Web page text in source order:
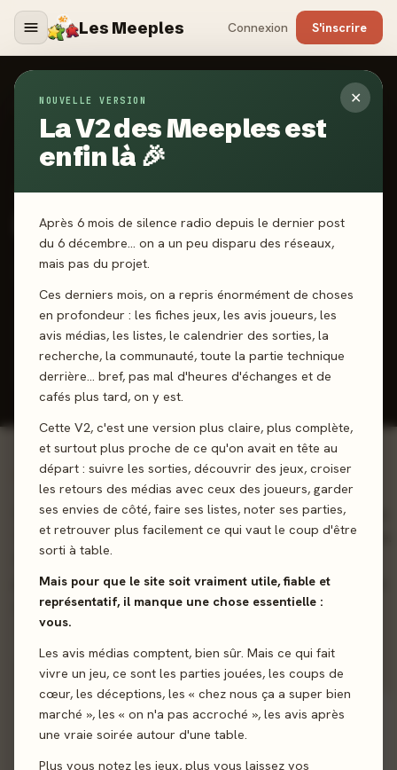
Les Meeples Connexion S'inscrire
✕
NOUVELLE VERSION
La V2 des Meeples est
enfin là 🎉
Après 6 mois de silence radio depuis le dernier post
du 6 décembre… on a un peu disparu des réseaux,
mais pas du projet.
Ces derniers mois, on a repris énormément de choses
en profondeur : les fiches jeux, les avis joueurs, les
avis médias, les listes, le calendrier des sorties, la
recherche, la communauté, toute la partie technique
derrière… bref, pas mal d'heures d'échanges et de
cafés plus tard, on y est.
Cette V2, c'est une version plus claire, plus complète,
et surtout plus proche de ce qu'on avait en tête au
départ : suivre les sorties, découvrir des jeux, croiser
les retours des médias avec ceux des joueurs, garder
ses envies de côté, faire ses listes, noter ses parties,
et retrouver plus facilement ce qui vaut le coup d'être
sorti à table.
Mais pour que le site soit vraiment utile, fiable et
représentatif, il manque une chose essentielle :
vous.
Les avis médias comptent, bien sûr. Mais ce qui fait
vivre un jeu, ce sont les parties jouées, les coups de
cœur, les déceptions, les « chez nous ça a super bien
marché », les « on n'a pas accroché », les avis après
une vraie soirée autour d'une table.
Plus vous notez les jeux, plus vous laissez vos
Jeux/Mojo
2023·THE FLYING GAMES
Mojo
2-8 joueurs 8 ans+
J'ai joué Envie de jouer Wishlist
Donner mon avis
01 - LE JEU
Vous en avez marre du Uno ? Vous recherchez du challenge
? Découvrez Mojo, un jeu de gestion de main et de défausse.
Pour remporter la victoire, il vous faudra avoir le moins de
points possible en fin de partie. Pour cela, jetez vos grosses
cartes OU préférez jouer les petites.
Cartes
Sortie 22 septembre 2023